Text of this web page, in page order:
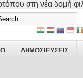
στη νέα δομή
ΔΗΜΟΣΙΕΥΣΕΙΣ